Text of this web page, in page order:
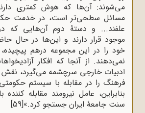
می‌شوند: آن‌ها که هوش کمتری
مسائل سطحی‌تر است، در خدمت
علفند... و دستۀ دوم آن‌هایی که
موجود قرار دارند و این‌ها در حال
خود را در این مجموعه درهم
نمی‌دهند. از آنجا که افکار
ادبیات خارجی سرچشمه می‌گیرد،
فرهنگ را در مقابله با سیستم
بنابراین، عامل نیرومند مقابله کننده
سنت جامعۀ ایران جستجو کرد.»[59]